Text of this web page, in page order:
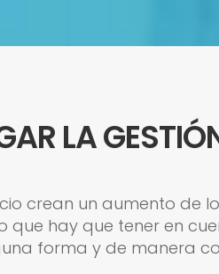
LA
crean un aumento de
hay que tener en
forma y de manera